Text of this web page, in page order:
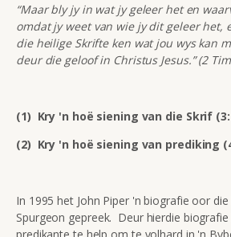
“Maar bly jy in wat jy geleer het en
omdat jy weet van wie jy dit geleer het,
die heilige Skrifte ken wat jou wys kan
deur die geloof in Christus Jesus.” (2
(1) Kry 'n hoë siening van die Skrif
(2) Kry 'n hoë siening van prediking
In 1995 het John Piper 'n biografie oor
Spurgeon gepreek. Deur hierdie